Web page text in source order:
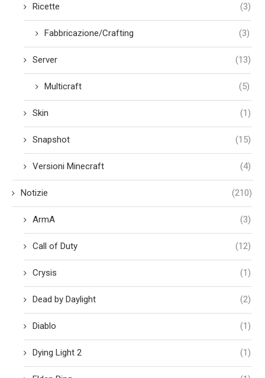
Ricette (3)
Fabbricazione/Crafting (3)
Server (13)
Multicraft (5)
Skin (1)
Snapshot (15)
Versioni Minecraft (4)
Notizie (210)
ArmA (3)
Call of Duty (12)
Crysis (1)
Dead by Daylight (2)
Diablo (1)
Dying Light 2 (1)